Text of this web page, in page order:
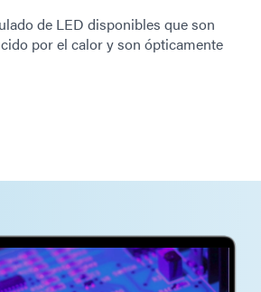
de LED disponibles que son
por el calor y son ópticamente